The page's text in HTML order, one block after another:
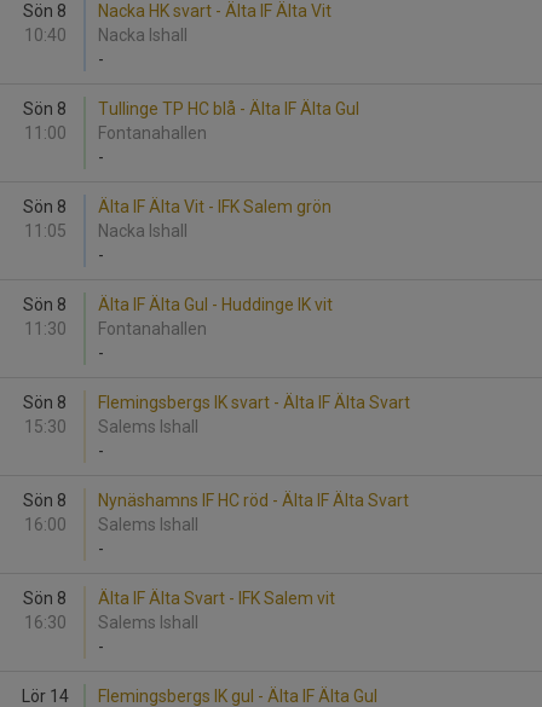
Sön 8
10:40
Nacka HK svart - Älta IF Älta Vit
Nacka Ishall
-
Sön 8
11:00
Tullinge TP HC blå - Älta IF Älta Gul
Fontanahallen
-
Sön 8
11:05
Älta IF Älta Vit - IFK Salem grön
Nacka Ishall
-
Sön 8
11:30
Älta IF Älta Gul - Huddinge IK vit
Fontanahallen
-
Sön 8
15:30
Flemingsbergs IK svart - Älta IF Älta Svart
Salems Ishall
-
Sön 8
16:00
Nynäshamns IF HC röd - Älta IF Älta Svart
Salems Ishall
-
Sön 8
16:30
Älta IF Älta Svart - IFK Salem vit
Salems Ishall
-
Lör 14
Flemingsbergs IK gul - Älta IF Älta Gul